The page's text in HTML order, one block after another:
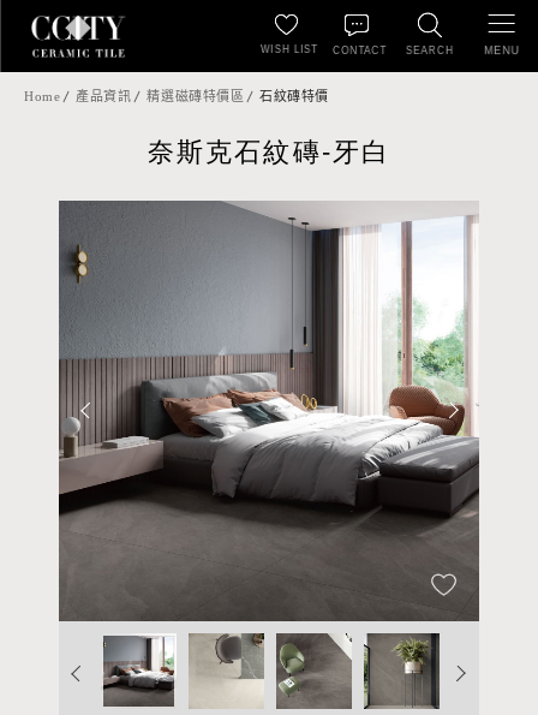
SEARCH
WISH LIST CONTACT MENU
Home 產品資訊 精選磁磚特價區 石紋磚特價
奈斯克石紋磚-牙白